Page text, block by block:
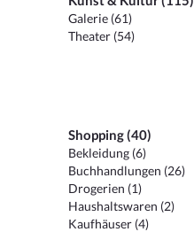
Galerie (61)
Theater (54)
Shopping (40)
Bekleidung (6)
Buchhandlungen (26)
Drogerien (1)
Haushaltswaren (2)
Kaufhäuser (4)